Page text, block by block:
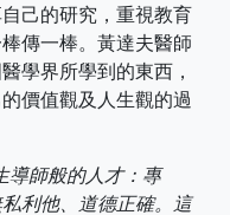
己的研究，重視教育
傳一棒。黃達夫醫師
學界所學到的東西，
價值觀及人生觀的過
導師般的人才：專
利他、道德正確。這